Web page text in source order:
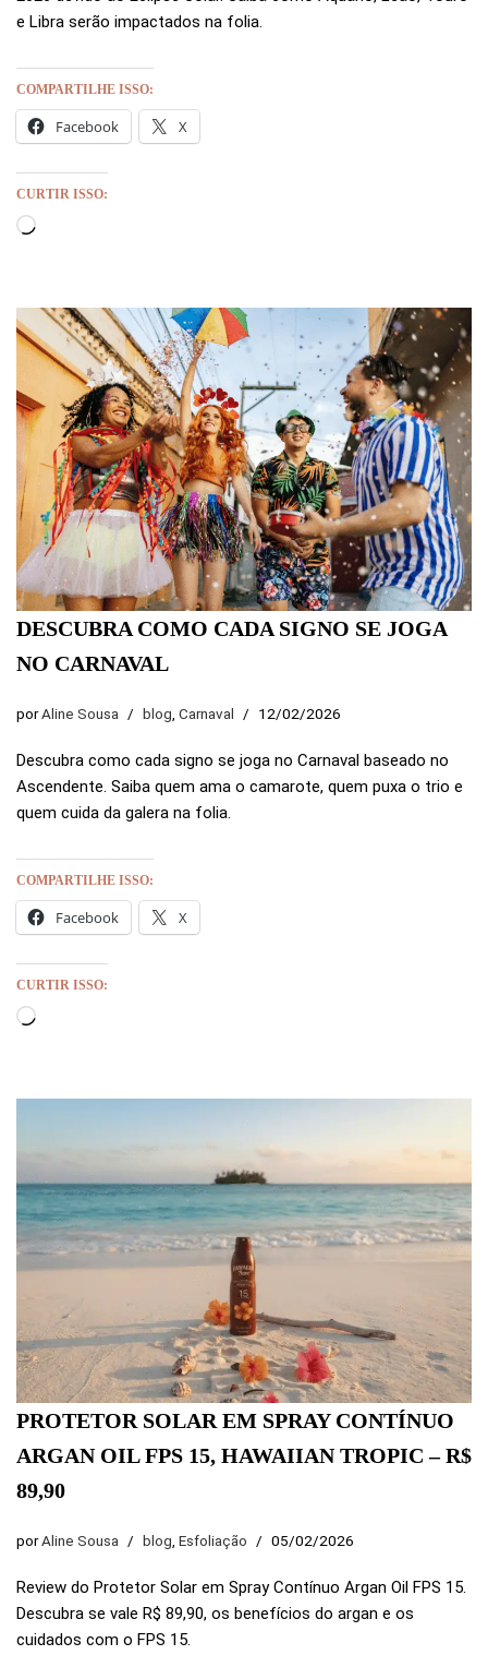
e Libra serão impactados na folia.
COMPARTILHE ISSO:
Facebook X
CURTIR ISSO:
DESCUBRA COMO CADA SIGNO SE JOGA
NO CARNAVAL
porAline Sousa blog, Carnaval 12/02/2026
Descubra como cada signo se joga no Carnaval baseado no
Ascendente. Saiba quem ama o camarote, quem puxa o trio e
quem cuida da galera na folia.
COMPARTILHE ISSO:
Facebook X
CURTIR ISSO:
PROTETOR SOLAR EM SPRAY CONTÍNUO
ARGAN OIL FPS 15, HAWAIIAN TROPIC – R$
89,90
porAline Sousa blog Esfoliação 05/02/2026
Review do Protetor Solar em Spray Contínuo Argan Oil FPS 15.
Descubra se vale R$ 89,90, os benefícios do argan e os
cuidados com o FPS 15.